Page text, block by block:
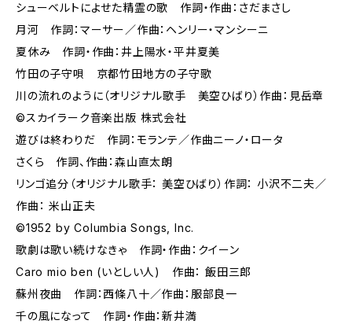
シューベルトによせた精霊の歌 作詞・作曲：さだまさし
月河 作詞：マーサー／作曲：ヘンリー・マンシーニ
夏休み 作詞・作曲：井上陽水・平井夏美
竹田の子守唄 京都竹田地方の子守歌
川の流れのように（オリジナル歌手 美空ひばり）作曲：見岳章
©スカイラーク音楽出版 株式会社
遊びは終わりだ 作詞：モランテ／作曲ニーノ・ロータ
さくら 作詞、作曲：森山直太朗
リンゴ追分（オリジナル歌手： 美空ひばり）作詞： 小沢不二夫／
作曲： 米山正夫
©1952 by Columbia Songs, Inc.
歌劇は歌い続けなきゃ 作詞・作曲：クイーン
Caro mio ben (いとしい人) 作曲： 飯田三郎
蘇州夜曲 作詞：西條八十／作曲：服部良一
千の風になって 作詞・作曲：新井満